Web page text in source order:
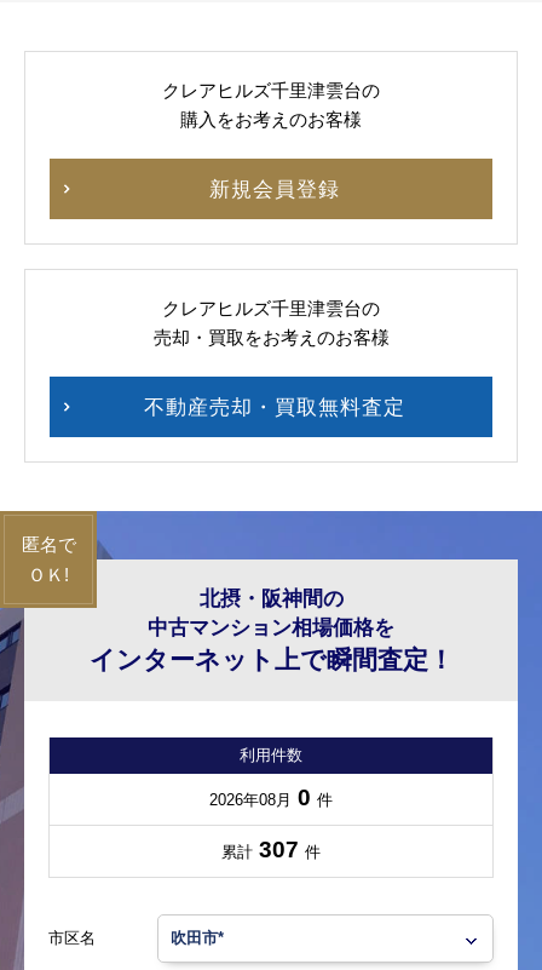
クレアヒルズ千里津雲台の
購入をお考えのお客様
新規会員登録
クレアヒルズ千里津雲台の
売却・買取をお考えのお客様
不動産売却・買取無料査定
北摂・阪神間の
中古マンション相場価格を
インターネット上で瞬間査定！
利用件数
2026年08月 0 件
累計 307 件
市区名